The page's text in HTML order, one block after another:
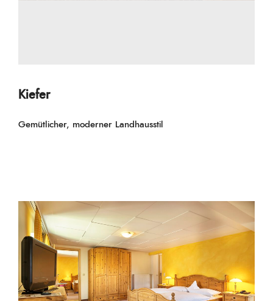
Kiefer
Gemütlicher, moderner Landhausstil